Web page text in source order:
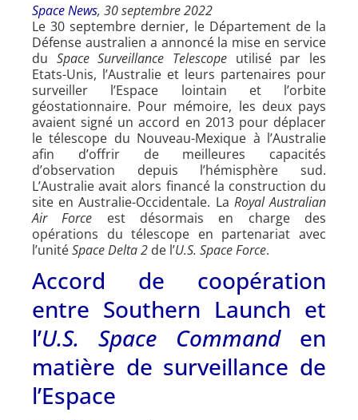
Space News, 30 septembre 2022
Le 30 septembre dernier, le Département de la
Défense australien a annoncé la mise en service
du Space Surveillance Telescope utilisé par les
Etats-Unis, l’Australie et leurs partenaires pour
surveiller l’Espace lointain et l’orbite
géostationnaire. Pour mémoire, les deux pays
avaient signé un accord en 2013 pour déplacer
le télescope du Nouveau-Mexique à l’Australie
afin d’offrir de meilleures capacités
d’observation depuis l’hémisphère sud.
L’Australie avait alors financé la construction du
site en Australie-Occidentale. La Royal Australian
Air Force est désormais en charge des
opérations du télescope en partenariat avec
l’unitéSpace Delta 2 de l’U.S. Space Force.
Accord de coopération
entre Southern Launch et
l’U.S. Space Commanden
matière de surveillance de
l’Espace